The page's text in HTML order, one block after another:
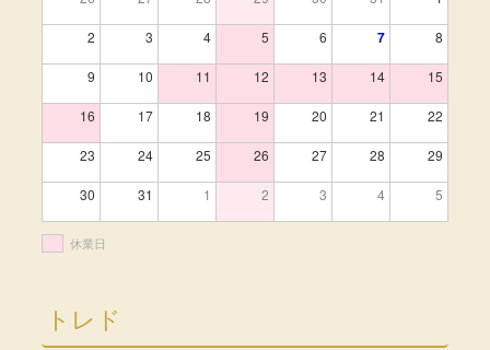
2 3 4 5 6 7 8
9 10 11 12 13 14 15
16 17 18 19 20 21 22
23 24 25 26 27 28 29
30 31 1 2 3 4 5
休業日
トレド